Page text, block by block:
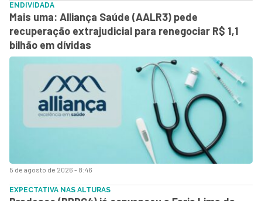
5 de agosto de 2026 - 8:46
ENDIVIDADA
Mais uma: Alliança Saúde (AALR3) pede
recuperação extrajudicial para renegociar R$ 1,1
bilhão em dívidas
EXPECTATIVA NAS ALTURAS